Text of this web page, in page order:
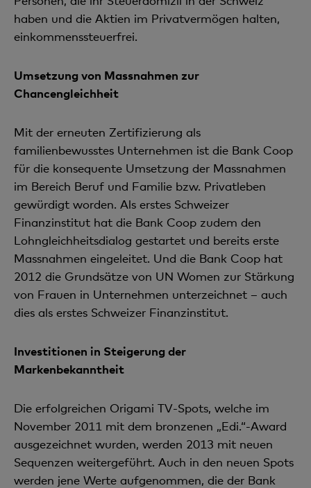
haben und die Aktien im Privatvermögen halten,
einkommenssteuerfrei.
Umsetzung von Massnahmen zur
Chancengleichheit
Mit der erneuten Zertifizierung als
familienbewusstes Unternehmen ist die Bank Coop
für die konsequente Umsetzung der Massnahmen
im Bereich Beruf und Familie bzw. Privat­leben
gewürdigt worden. Als erstes Schweizer
Finanzinstitut hat die Bank Coop zudem den
Lohngleichheitsdialog gestartet und bereits erste
Massnahmen eingeleitet. Und die Bank Coop hat
2012 die Grundsätze von UN Women zur Stärkung
von Frauen in Unter­neh­men unterzeichnet – auch
dies als erstes Schweizer Finanzinstitut.
Investitionen in Steigerung der
Markenbekanntheit
Die erfolgreichen Origami TV-Spots, welche im
November 2011 mit dem bronzenen „Edi.“-Award
ausgezeichnet wurden, werden 2013 mit neuen
Sequenzen weitergeführt. Auch in den neuen Spots
werden jene Werte aufgenommen, die der Bank